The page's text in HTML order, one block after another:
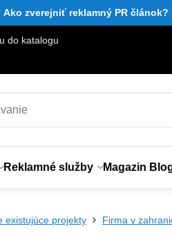
Ako zverejniť reklamný PR článok?
do katalogu
Reklamné služby Magazin
existujúce projekty Firma v